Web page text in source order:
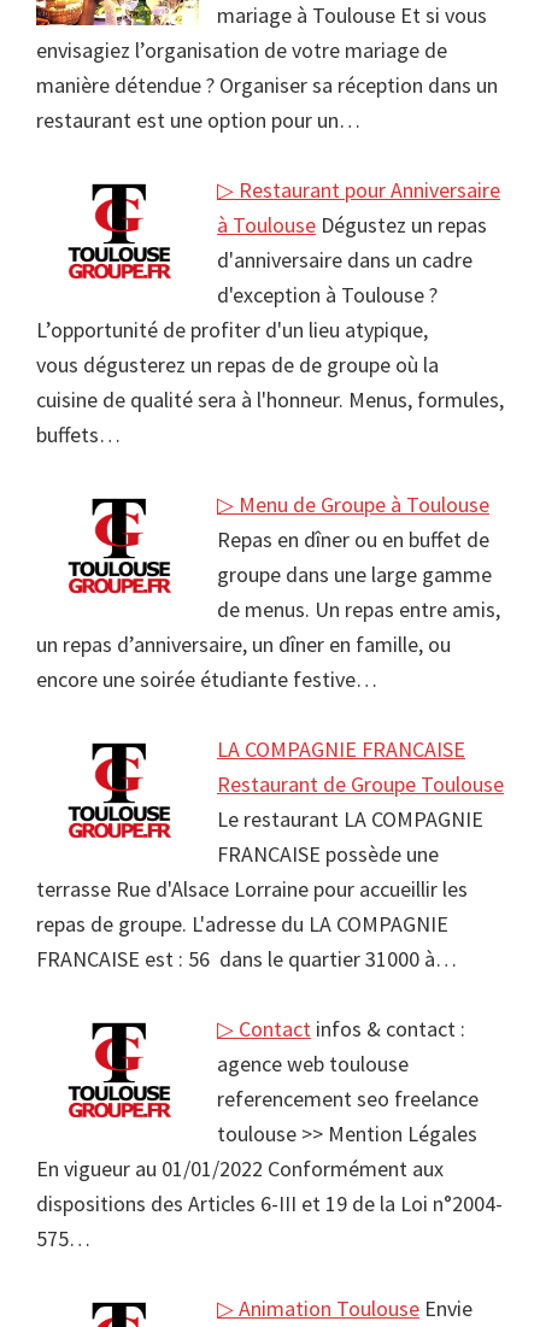
mariage à Toulouse Et si vous
envisagiez l’organisation de votre mariage de
manière détendue ? Organiser sa réception dans un
restaurant est une option pour un…
▷ Restaurant pour Anniversaire
à Toulouse Dégustez un repas
d'anniversaire dans un cadre
d'exception à Toulouse ?
L’opportunité de profiter d'un lieu atypique,
vous dégusterez un repas de de groupe où la
cuisine de qualité sera à l'honneur. Menus, formules,
buffets…
▷ Menu de Groupe à Toulouse
Repas en dîner ou en buffet de
groupe dans une large gamme
de menus. Un repas entre amis,
un repas d’anniversaire, un dîner en famille, ou
encore une soirée étudiante festive…
LA COMPAGNIE FRANCAISE
Restaurant de Groupe Toulouse
Le restaurant LA COMPAGNIE
FRANCAISE possède une
terrasse Rue d'Alsace Lorraine pour accueillir les
repas de groupe. L'adresse du LA COMPAGNIE
FRANCAISE est : 56 dans le quartier 31000 à…
▷ Contact infos & contact :
agence web toulouse
referencement seo freelance
toulouse >> Mention Légales
En vigueur au 01/01/2022 Conformément aux
dispositions des Articles 6-III et 19 de la Loi n°2004-
575…
▷ Animation Toulouse Envie